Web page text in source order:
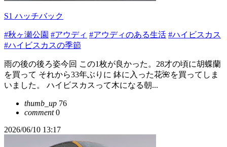
S1 ハッチバック
#秋ヶ瀬公園 #アウディ #アウディのある生活 #ハイビスカス
#ハイビスカスの季節
雨の後の後ろ姿今回 この1枚が良かった。28才の頃に胡蝶蘭
を買って それから33年ぶりに 鉢に入った花🌺を買ってしま
いました。 ハイビスカスって木になる朝...
thumb_up 76
comment0
2026/06/10 13:17